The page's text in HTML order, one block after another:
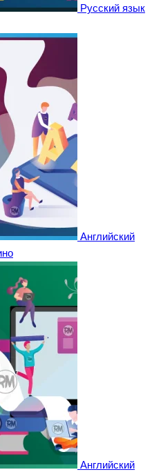
Русский язык
Английский
Английский